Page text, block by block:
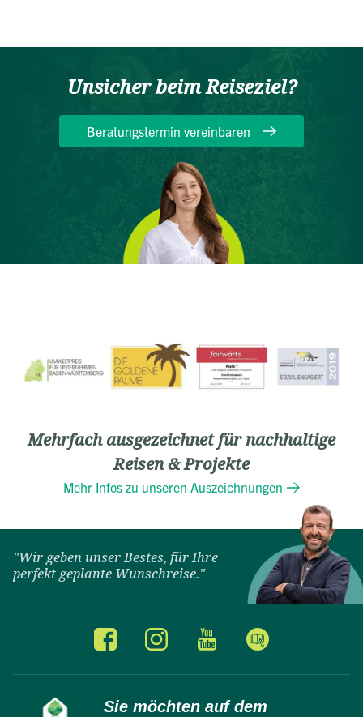
Unsicher beim Reiseziel?
Beratungstermin vereinbaren
Mehrfach ausgezeichnet für nachhaltige
Reisen & Projekte
Mehr Infos zu unseren Auszeichnungen
"Wir geben unser Bestes, für Ihre
perfekt geplante Wunschreise."
Sie möchten auf dem